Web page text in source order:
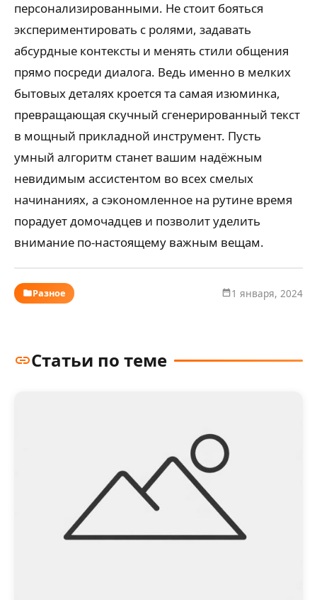
персонализированными. Не стоит бояться
экспериментировать с ролями, задавать
абсурдные контексты и менять стили общения
прямо посреди диалога. Ведь именно в мелких
бытовых деталях кроется та самая изюминка,
превращающая скучный сгенерированный текст
в мощный прикладной инструмент. Пусть
умный алгоритм станет вашим надёжным
невидимым ассистентом во всех смелых
начинаниях, а сэкономленное на рутине время
порадует домочадцев и позволит уделить
внимание по-настоящему важным вещам.
Разное 1 января, 2024
Статьи по теме